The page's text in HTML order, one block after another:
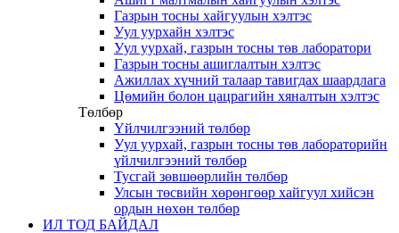
Газрын тосны хайгуулын хэлтэс
Уул уурхайн хэлтэс
Уул уурхай, газрын тосны төв лаборатори
Газрын тосны ашиглалтын хэлтэс
Ажиллах хүчний талаар тавигдах шаардлага
Цөмийн болон цацрагийн хяналтын хэлтэс
Төлбөр
Үйлчилгээний төлбөр
Уул уурхай, газрын тосны төв лабораторийн
үйлчилгээний төлбөр
Тусгай зөвшөөрлийн төлбөр
Улсын төсвийн хөрөнгөөр хайгуул хийсэн
ордын нөхөн төлбөр
ИЛ ТОД БАЙДАЛ